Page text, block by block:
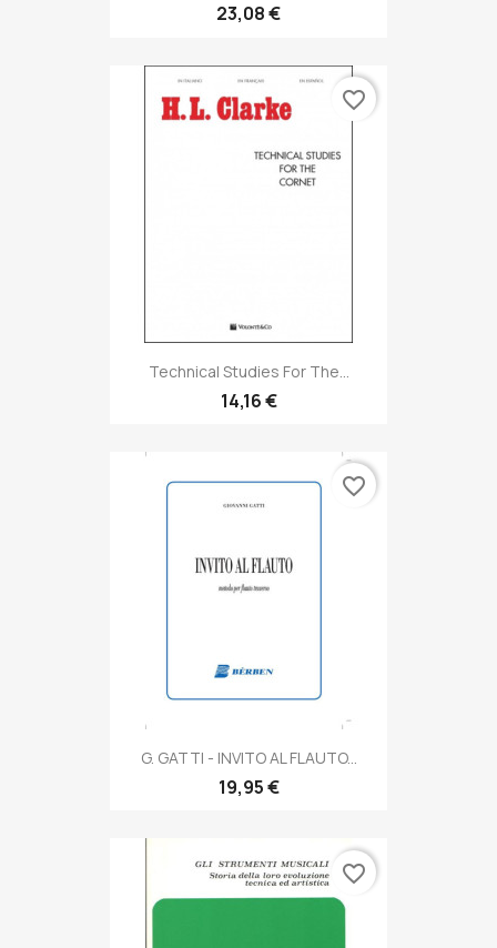
23,08 €
Technical Studies For The...
14,16 €
favorite_border
G. GATTI - INVITO AL FLAUTO...
19,95 €
favorite_border
favorite_border